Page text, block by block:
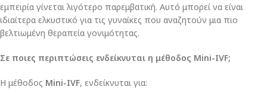
εμπειρία γίνεται λιγότερο παρεμβατική. Αυτό μπορεί να είναι
ιδιαίτερα ελκυστικό για τις γυναίκες που αναζητούν μια πιο
βελτιωμένη θεραπεία γονιμότητας.
Σε ποιες περιπτώσεις ενδείκνυται η μέθοδος Mini-IVF;
H μέθοδος Mini-IVF, ενδείκνυται για: